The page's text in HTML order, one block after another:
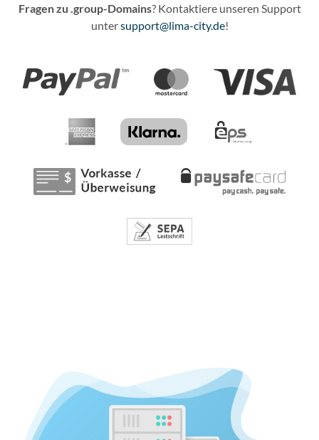
Fragen zu .group-Domains? Kontaktiere unseren Support
untersupport@lima-city.de!